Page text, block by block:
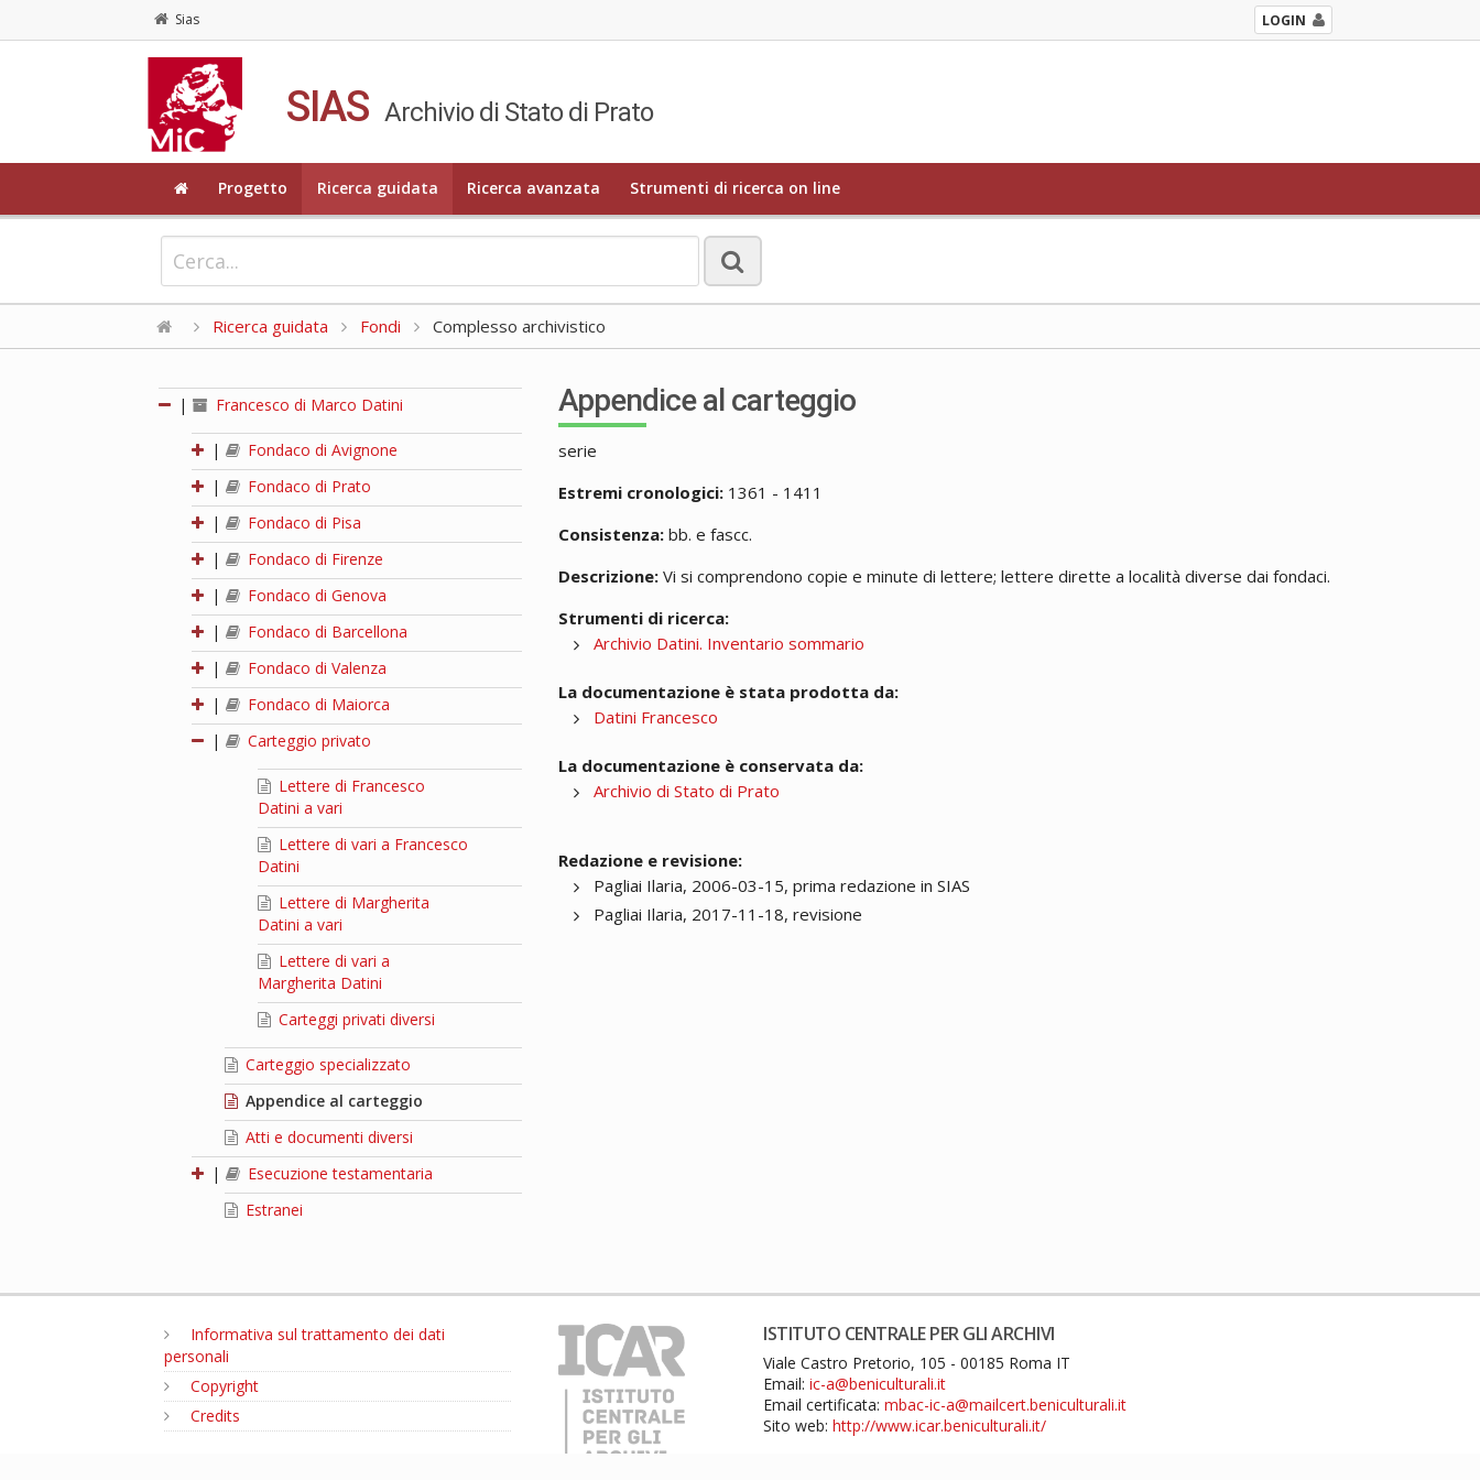
Sias LOGIN
SIAS Archivio di Stato di Prato
Progetto Ricerca guidata Ricerca avanzata Strumenti di ricerca on line
Ricerca guidata Fondi Complesso archivistico
| Francesco di Marco Datini
|
Fondaco di Avignone
|
Fondaco di Prato
|
Fondaco di Pisa
|
Fondaco di Firenze
|
Fondaco di Genova
|
Fondaco di Barcellona
|
Fondaco di Valenza
|
Fondaco di Maiorca
|
Carteggio privato
Lettere di Francesco
Datini a vari
Lettere di vari a Francesco
Datini
Lettere di Margherita
Datini a vari
Lettere di vari a
Margherita Datini
Carteggi privati diversi
Carteggio specializzato
Appendice al carteggio
Atti e documenti diversi
|
Esecuzione testamentaria
Estranei
Appendice al carteggio
serie
Estremi cronologici: 1361 - 1411
Consistenza: bb. e fascc.
Descrizione: Vi si comprendono copie e minute di lettere; lettere dirette a località diverse dai fondaci.
Strumenti di ricerca:
Archivio Datini. Inventario sommario
La documentazione è stata prodotta da:
Datini Francesco
La documentazione è conservata da:
Archivio di Stato di Prato
Redazione e revisione:
Pagliai Ilaria, 2006-03-15, prima redazione in SIAS
Pagliai Ilaria, 2017-11-18, revisione
Informativa sul trattamento dei dati
personali
Copyright
Credits
ISTITUTO CENTRALE PER GLI ARCHIVI
Viale Castro Pretorio, 105 - 00185 Roma IT
Email:ic-a@beniculturali.it
Email certificata:mbac-ic-a@mailcert.beniculturali.it
Sito web:http://www.icar.beniculturali.it/